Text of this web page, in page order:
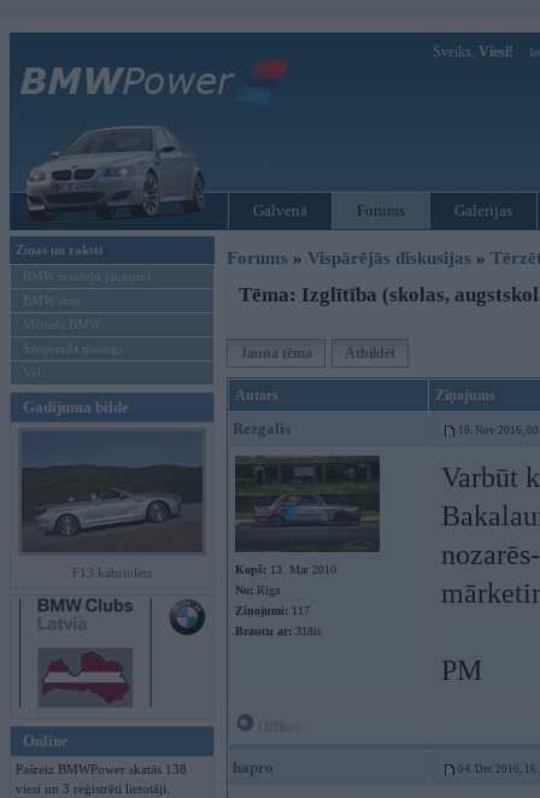
Sveiks, Viesi!
Galvenā Forums Galerijas
Ziņas un raksti
BMW modeļu jaunumi
BMW testi
Mēneša BMW
Sērijveida tūnings
Vel...
Gadījuma bilde
F13 kabriolets
Online
Pašreiz BMWPower skatās 138
viesi un 3 reģistrēti lietotāji.
Forums » Vispārējās diskusijas »
Tēma: Izglītība (skolas,
Jauna tēma Atbildēt
Autors Ziņojums
Rezgalis 10. Nov 2016,
Kopš: 13. Mar 2010
No: Rīga
Ziņojumi: 117
Braucu ar: 318is
Varbūt
PM
hapro 04. Dec 2016,